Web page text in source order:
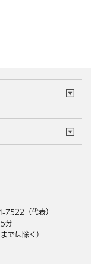
7522（代表）
分
では除く）